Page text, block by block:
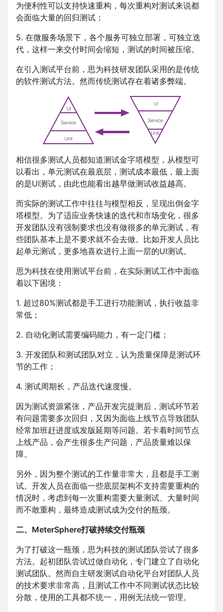
为便利性可以支持快速重构，每次重构对测试来说都
会面临大量的回归测试；
5. 在微服务场景下，各个服务可独立部署，可独立迭
代，这样一来交付时间会缩短，测试的时间被压缩。
在引入测试平台前，思为科技研发团队采用的是传统
的软件测试方法。然而传统测试存在着诸多弊端。
相信很多测试人员都知道测试金字塔模型，从模型可
以看出，单元测试在最底层，测试成本最低，最上面
的是UI测试，由此也能看出越早做测试收益越高。
而实际的测试工作中往往与模型相反，呈现出倒金字
塔模型。为了适应业务快速的迭代和市场变化，很多
开发团队没有强制要求也没有做很多的单元测试，有
些团队基本上是不要求就不会去做。比如开发人员比
起单元测试，更多地喜欢进行上面一层的UI测试。
思为科技在使用测试平台前，在实际测试工作中面临
着以下困境：
1. 超过80%测试都是手工进行功能测试，执行收益非
常低；
2. 自动化测试需要编码能力，有一定门槛；
3. 开发团队和测试团队对立，认为质量保障是测试环
节的工作；
4. 测试周期长，产品迭代速度慢。
因为测试资源紧张，产品开发完提测后，测试环节若
有问题需要多次回归，又因为面临上线节点导致团队
经常加班赶进度或发版延期等问题。若卡着时间节点
上线产品，会产生很多生产问题，产品质量难以保
障。
另外，因为整个测试的工作量非常大，且都是手工测
试。开发人员在面临一些底层架构不支持需要重构的
情况时，考虑到每一次重构需要大量测试、大量时间
而不敢重构，最终造成测试成为交付的瓶颈。
二、MeterSphere打破持续交付瓶颈
为了打破这一瓶颈，思为科技的测试团队尝试了很多
方法。起初团队尝试过做自动化，专门建立了自动化
测试团队。然而自主研发测试自动化平台对团队人员
的技术要求非常高，且测试工作中不同测试状态比较
分散，使用的工具都不统一，用例无法统一管理。